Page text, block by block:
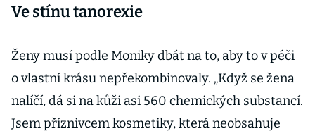
Ve stínu tanorexie
Ženy musí podle Moniky dbát na to, aby to v péči
o vlastní krásu nepřekombinovaly. „Když se žena
nalíčí, dá si na kůži asi 560 chemických substancí.
Jsem příznivcem kosmetiky, která neobsahuje